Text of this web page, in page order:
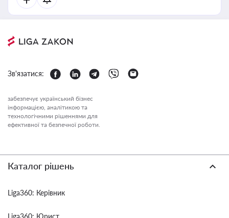
Зв'язатися:
забезпечує український бізнес
інформацією, аналітикою та
технологічними рішеннями для
ефективної та безпечної роботи.
Каталог рішень
Liga360: Керівник
Liga360: Юрист